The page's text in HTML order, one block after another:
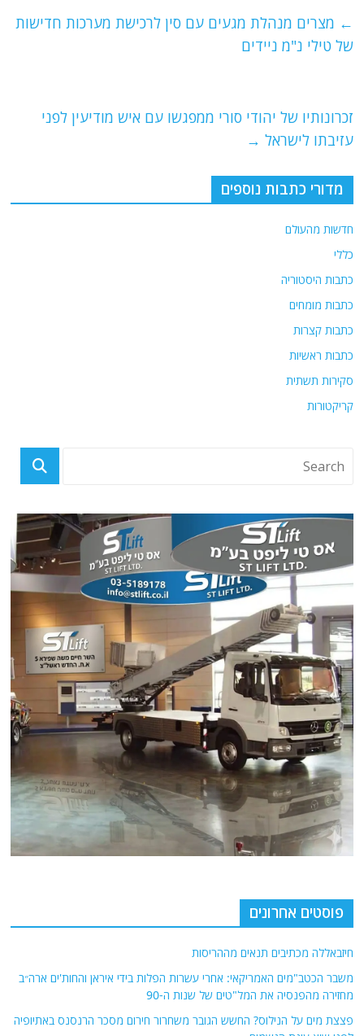
s
A
g
ra
l
er
e
k
← מצרים מנהלת מגעים עם סין לרכישת מערכות חדישות
של טילי נ"מ ניידים
זכרונותיו של יהודי סורי ממפגשו עם איש מודיעין לפני
עזיבתו לישראל →
מדורי כתבות נוספים
חדשות מהעולם
כללי
כתבות היסטוריה
כתבות מומחים
כתבות קצרות
כתבות ראשיות
סקירות תשתית
קריקטורות
פוסטים אחרונים
חיזבאללה מכתיבים תנאים מההריסות
משבר הכטב"מים האמריקאי: אחרי עשרות הפלות בידי איראן והחות'ים ארה״ב
מחזירה מהפנסיה את המל"טים של שנות ה-90
פצצת מים על הנילוס? החשש הגובר משחרור חירום מסכר הרנסנס באתיופיה